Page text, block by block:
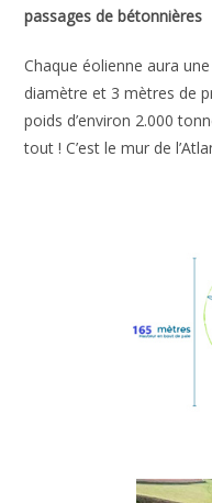
passages de bétonnières
Chaque éolienne aura
diamètre et 3 mètres de
poids d’environ 2.000
tout ! C’est le mur de